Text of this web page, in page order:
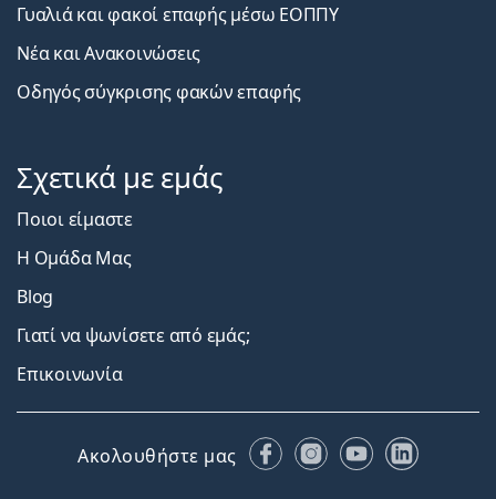
Γυαλιά και φακοί επαφής μέσω ΕΟΠΠΥ
Νέα και Ανακοινώσεις
Οδηγός σύγκρισης φακών επαφής
Σχετικά με εμάς
Ποιοι είμαστε
Η Ομάδα Μας
Blog
Γιατί να ψωνίσετε από εμάς;
Επικοινωνία
Ακολουθήστε μας FacebookInstagram
YouTubeLinkedIn